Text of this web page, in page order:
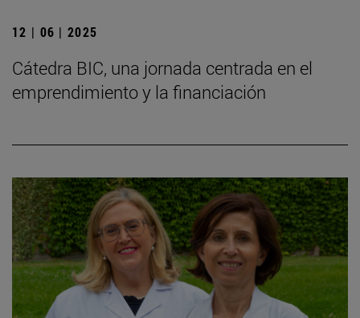
12 | 06 | 2025
Cátedra BIC, una jornada centrada en el
emprendimiento y la financiación